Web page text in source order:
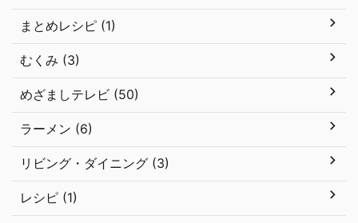
まとめレシピ (1)
むくみ (3)
めざましテレビ (50)
ラーメン (6)
リビング・ダイニング (3)
レシピ (1)